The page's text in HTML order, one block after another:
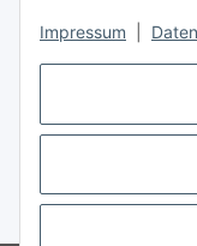
Impressum
* Alle Preise inkl.